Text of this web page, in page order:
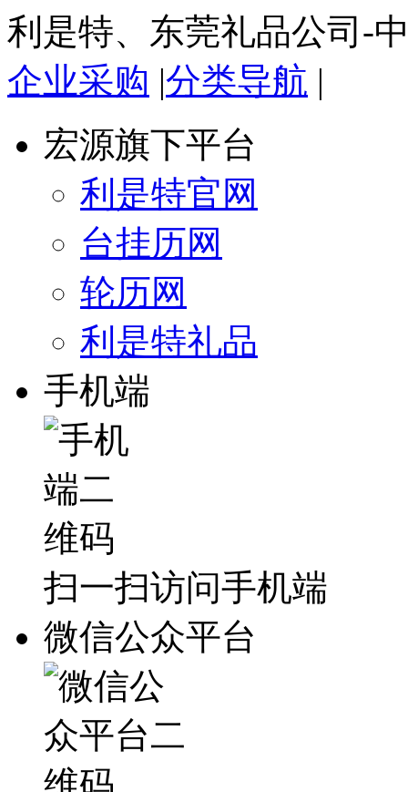
利是特、东莞礼品公司-
企业采购 |分类导航 |
宏源旗下平台
利是特官网
台挂历网
轮历网
利是特礼品
手机端
扫一扫访问手机端
微信公众平台